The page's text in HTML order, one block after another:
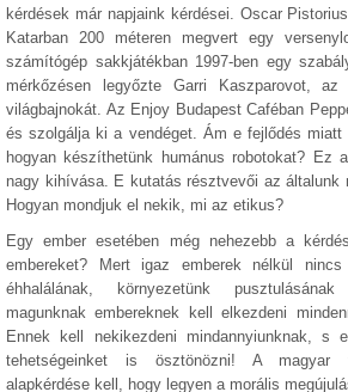
kérdések már napjaink kérdései. Oscar
Katarban 200 méteren megvert egy
számítógép sakkjátékban 1997-ben egy
mérkőzésen legyőzte Garri Kaszparovot,
világbajnokát. Az Enjoy Budapest Caféban
és szolgálja ki a vendéget. Ám e fejlődés miatt
hogyan készíthetünk humánus robotokat? Ez
nagy kihívása. E kutatás résztvevői az általunk
Hogyan mondjuk el nekik, mi az etikus?
Egy ember esetében még nehezebb a
embereket? Mert igaz emberek nélkül
éhhalálának, környezetünk
magunknak embereknek kell elkezdeni
Ennek kell nekikezdeni mindannyiunknak, s
tehetségeinket is ösztönözni! A magyar
alapkérdése kell, hogy legyen a morális